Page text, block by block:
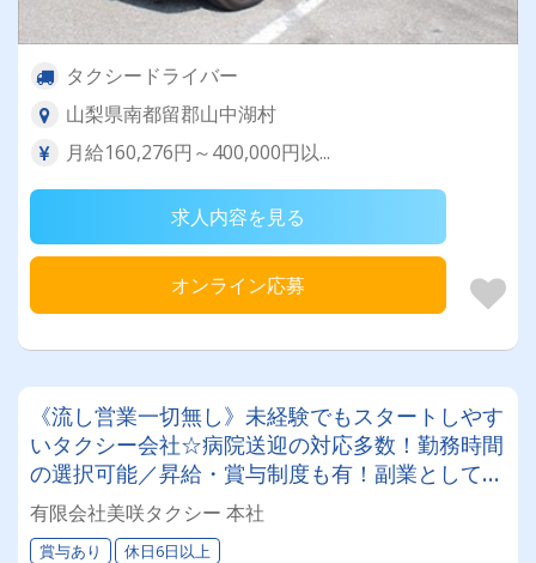
タクシードライバー
山梨県南都留郡山中湖村
月給160,276円～400,000円以...
求人内容を見る
オンライン応募
《流し営業一切無し》未経験でもスタートしやす
いタクシー会社☆病院送迎の対応多数！勤務時間
の選択可能／昇給・賞与制度も有！副業としての
応募も相談可◎
有限会社美咲タクシー 本社
賞与あり 休日6日以上